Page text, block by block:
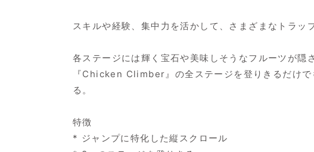
スキルや経験、集中力を活かして、さまざまなトラッ
各ステージには輝く宝石や美味しそうなフルーツが隠
『Chicken Climber』の全ステージを登りきるだけ
る。
特徴
* ジャンプに特化した縦スクロール